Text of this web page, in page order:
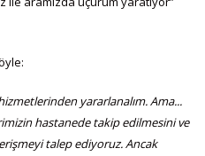
yararlanalım. Ama...
hastanede takip edilmesini ve
talep ediyoruz. Ancak